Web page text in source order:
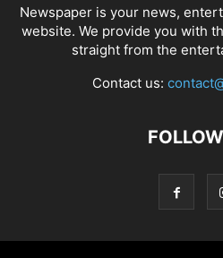
Newspaper is your news,
website. We provide you with
straight from the
Contact us: